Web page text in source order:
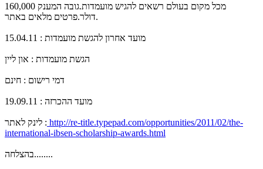
מכל מקום בעולם רשאים להגיש מועמדות.גובה המענק 160,000
דולר.פרטים מלאים באתר.
מועד אחרון להגשת מועמדות : 15.04.11
הגשת מועמדות : און ליין
דמי רישום : חינם
מועד ההכרזה : 19.09.11
לינק לאתר : http://re-title.typepad.com/opportunities/2011/02/the-
international-ibsen-scholarship-awards.html
בהצלחה........